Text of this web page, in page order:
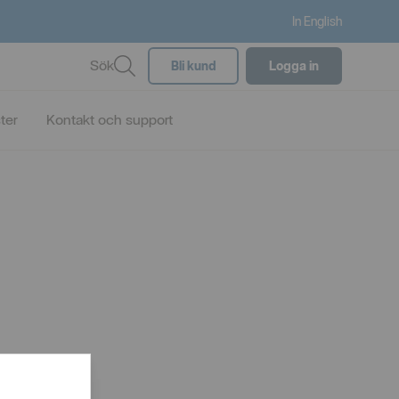
In English
Sök Bli kund Logga in
Kontakt och support